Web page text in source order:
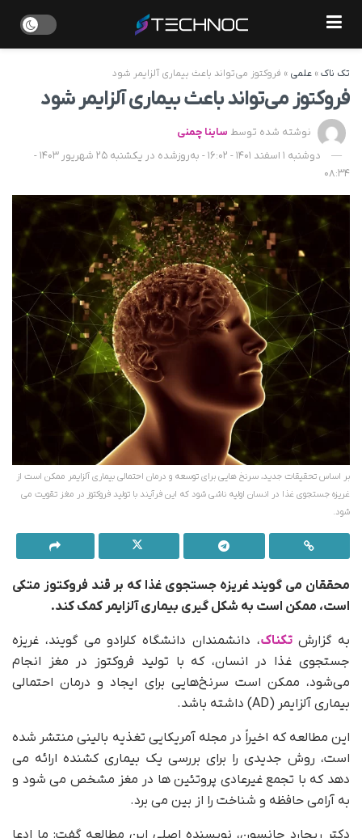
تک ناک» علمی » فروکتوز می‌تواند باعث بیماری آلزایمر شود
فروکتوز می‌تواند باعث بیماری آلزایمر شود
نوشته شده توسط ساینا چمنی
دوشنبه 1 اسفند 1401 - 16:02 - به‌روزشده در یکشنبه 25 شهریور 1403 -
08:34
بر اساس تحقیقات جدید، سرنخ هایی برای توسعه و درمان احتمالی بیماری آلزایمر ممکن است از
غریزه جستجوی غذا در انسان اولیه ناشی شود که این فرآیند با تولید فروکتوز در مغز تقویت می
شود.
محققان می گویند غریزه جستجوی غذا که بر قند فروکتوز متکی
است، ممکن است به شکل گیری بیماری آلزایمر کمک کند.
به گزارشتکناک، دانشمندان دانشگاه کلرادو می گویند، غریزه
جستجوی غذا در انسان، که با تولید فروکتوز در مغز انجام
می‌شود، ممکن است سرنخ‌هایی برای ایجاد و درمان احتمالی
بیماری آلزایمر (AD) داشته باشد.
این مطالعه که اخیراً در مجله آمریکایی تغذیه بالینی منتشر شده
است، روش جدیدی را برای بررسی یک بیماری کشنده ارائه می
دهد که با تجمع غیرعادی پروتئین ها در مغز مشخص می شود و
به آرامی حافظه و شناخت را از بین می برد.